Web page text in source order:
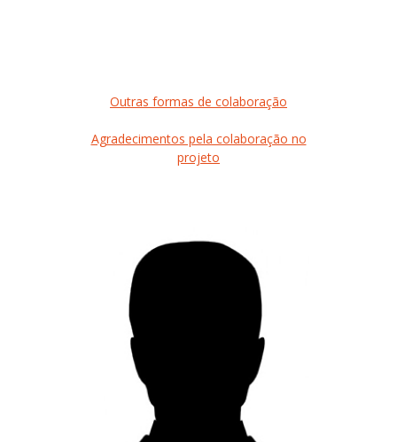
Outras formas de colaboração
Agradecimentos pela colaboração no
projeto